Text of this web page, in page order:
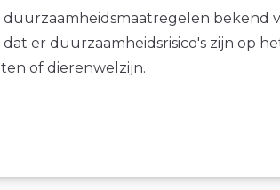
duurzaamheidsmaatregelen bekend
er duurzaamheidsrisico's zijn op
of dierenwelzijn.